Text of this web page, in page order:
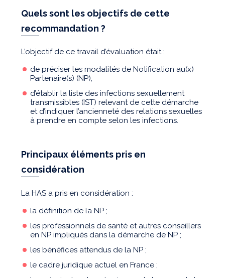
Quels sont les objectifs de cette
recommandation ?
L’objectif de ce travail d’évaluation était :
de préciser les modalités de Notification au(x)
Partenaire(s) (NP),
d’établir la liste des infections sexuellement
transmissibles (IST) relevant de cette démarche
et d’indiquer l’ancienneté des relations sexuelles
à prendre en compte selon les infections.
Principaux éléments pris en
considération
La HAS a pris en considération :
la définition de la NP ;
les professionnels de santé et autres conseillers
en NP impliqués dans la démarche de NP ;
les bénéfices attendus de la NP ;
le cadre juridique actuel en France ;